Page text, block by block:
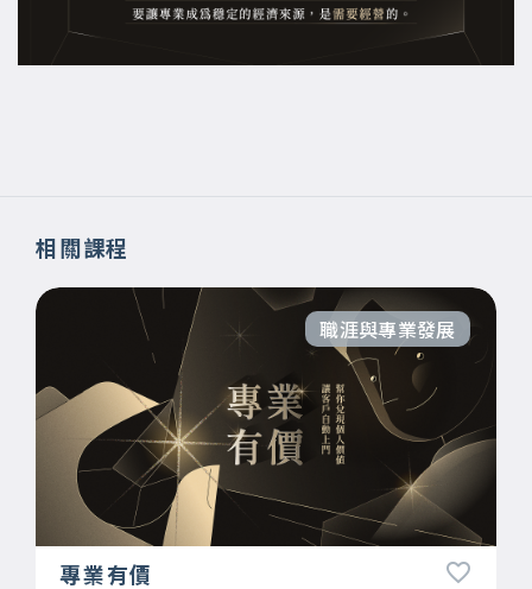
相關課程
職涯與專業發展
專業有價